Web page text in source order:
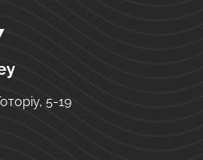
5-19